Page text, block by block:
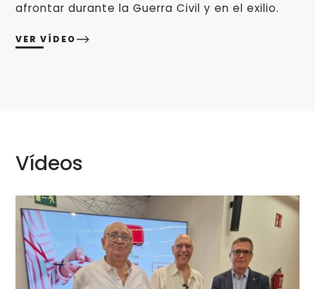
afrontar durante la Guerra Civil y en el exilio.
VER VÍDEO
Vídeos